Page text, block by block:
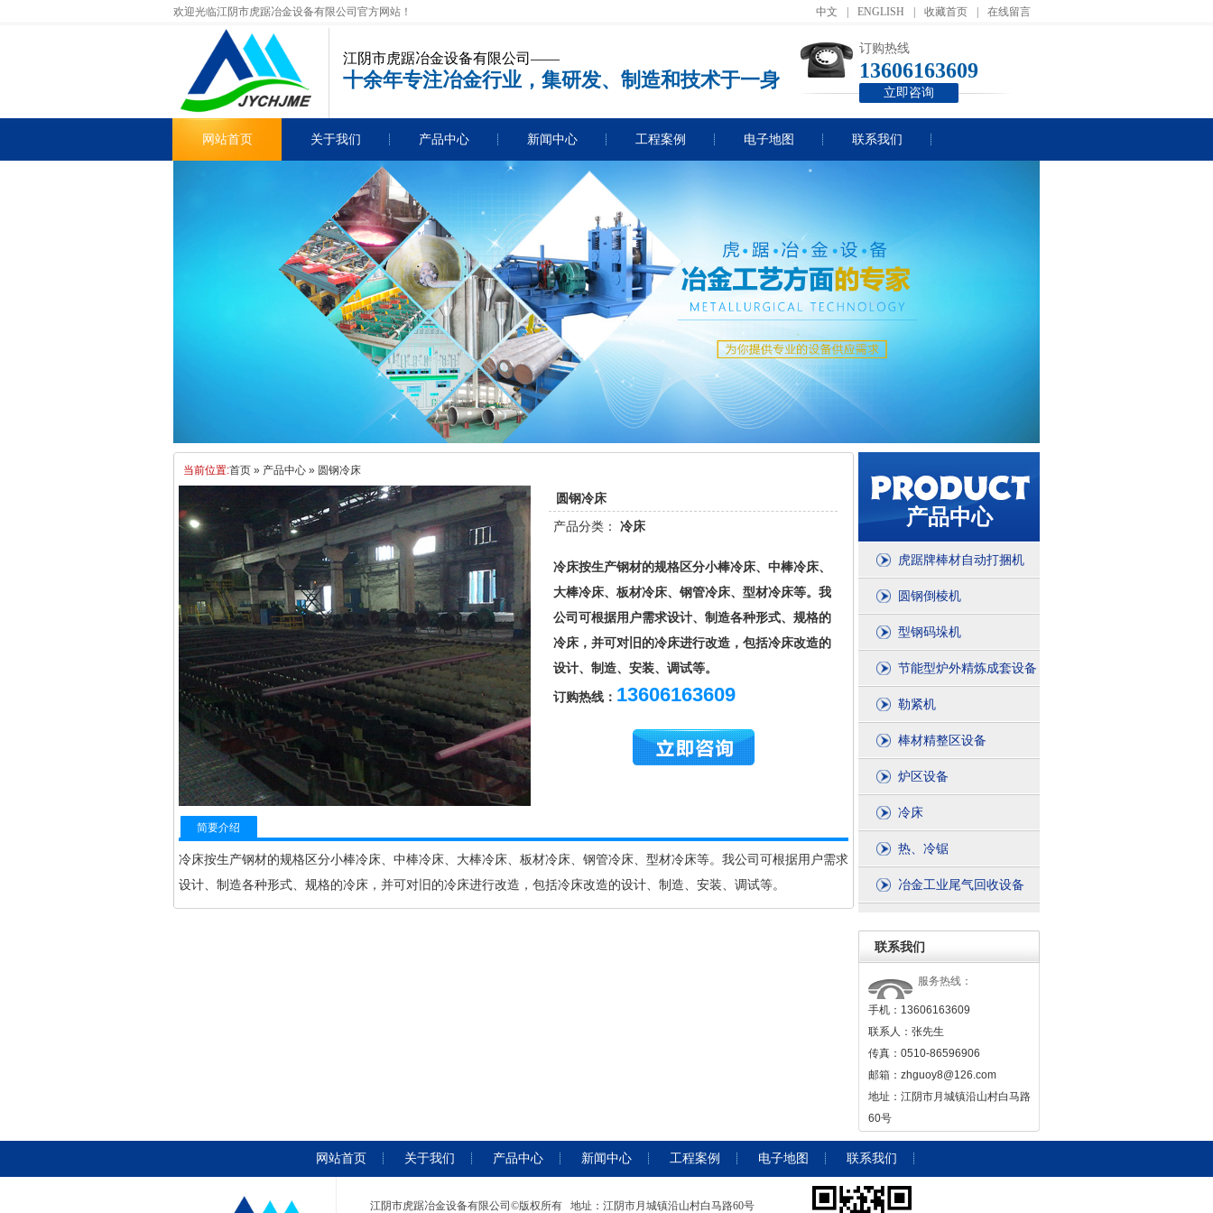
中文 ENGLISH 收藏首页 在线留言
欢迎光临江阴市虎踞冶金设备有限公司官方网站！
订购热线
13606163609
立即咨询
江阴市虎踞冶金设备有限公司——
十余年专注冶金行业，集研发、制造和技术于一身
网站首页 关于我们 产品中心 新闻中心 工程案例 电子地图 联系我们
当前位置:首页 » 产品中心 » 圆钢冷床
圆钢冷床
产品分类： 冷床
冷床按生产钢材的规格区分小棒冷床、中棒冷床、
大棒冷床、板材冷床、钢管冷床、型材冷床等。我
公司可根据用户需求设计、制造各种形式、规格的
冷床，并可对旧的冷床进行改造，包括冷床改造的
设计、制造、安装、调试等。
订购热线： 13606163609
简要介绍
冷床按生产钢材的规格区分小棒冷床、中棒冷床、大棒冷床、板材冷床、钢管冷床、型材冷床等。我公司可根据用户需求
设计、制造各种形式、规格的冷床，并可对旧的冷床进行改造，包括冷床改造的设计、制造、安装、调试等。
产品中心
虎踞牌棒材自动打捆机
圆钢倒棱机
型钢码垛机
节能型炉外精炼成套设备
勒紧机
棒材精整区设备
炉区设备
冷床
热、冷锯
冶金工业尾气回收设备
联系我们
服务热线：
手机：13606163609
联系人：张先生
传真：0510-86596906
邮箱：zhguoy8@126.com
地址：江阴市月城镇沿山村白马路
60号
网站首页 关于我们 产品中心 新闻中心 工程案例 电子地图 联系我们
江阴市虎踞冶金设备有限公司©版权所有 地址：江阴市月城镇沿山村白马路60号